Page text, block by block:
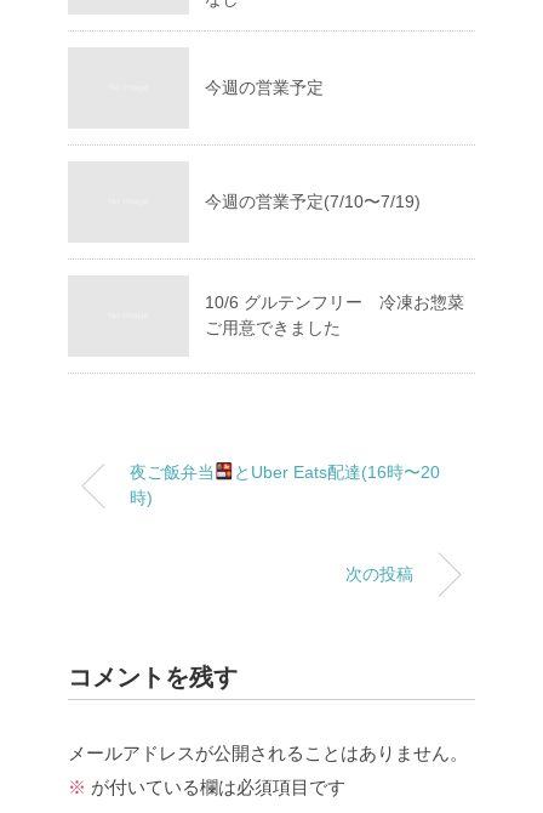
今週の営業予定
今週の営業予定(7/10〜7/19)
10/6 グルテンフリー 冷凍お惣菜
ご用意できました
夜ご飯弁当
とUber Eats配達(16時〜20
時)
次の投稿
コメントを残す
メールアドレスが公開されることはありません。
※ が付いている欄は必須項目です